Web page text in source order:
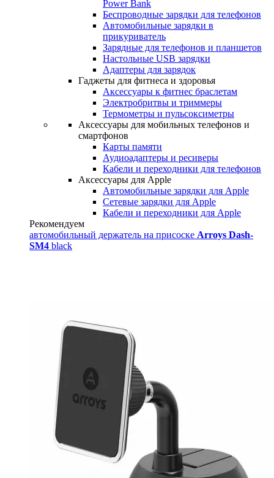
Power Bank
Беспроводные зарядки для телефонов
Автомобильные зарядки в
прикуриватель
Зарядные для телефонов и планшетов
Настольные USB зарядки
Адаптеры для зарядок
Гаджеты для фитнеса и здоровья
Аксессуары к фитнес браслетам
Электробритвы и триммеры
Термометры и пульсоксиметры
Аксессуары для мобильных телефонов и
смартфонов
Карты памяти
Аудиоадаптеры и ресиверы
Кабели и переходники для телефонов
Аксессуары для Apple
Автомобильные зарядки для Apple
Сетевые зарядки для Apple
Кабели и переходники для Apple
Рекомендуем
автомобильный держатель на присоске Arroys Dash-
SM4 black